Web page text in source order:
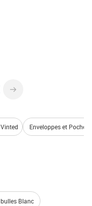
Enveloppes et
Blanc